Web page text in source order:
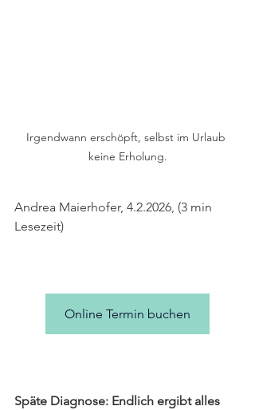
Irgendwann erschöpft, selbst im Urlaub
keine Erholung.
Andrea Maierhofer, 4.2.2026, (3 min
Lesezeit)
Online Termin buchen
Späte Diagnose: Endlich ergibt alles